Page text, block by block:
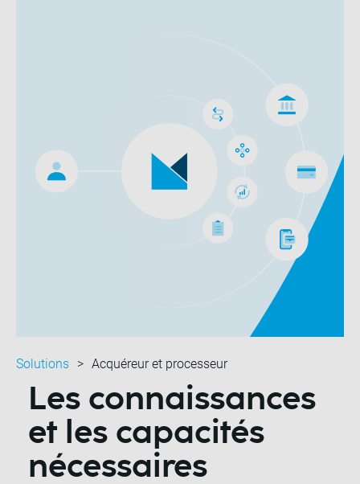
Solutions Acquéreur et processeur
Les connaissances
et les capacités
nécessaires